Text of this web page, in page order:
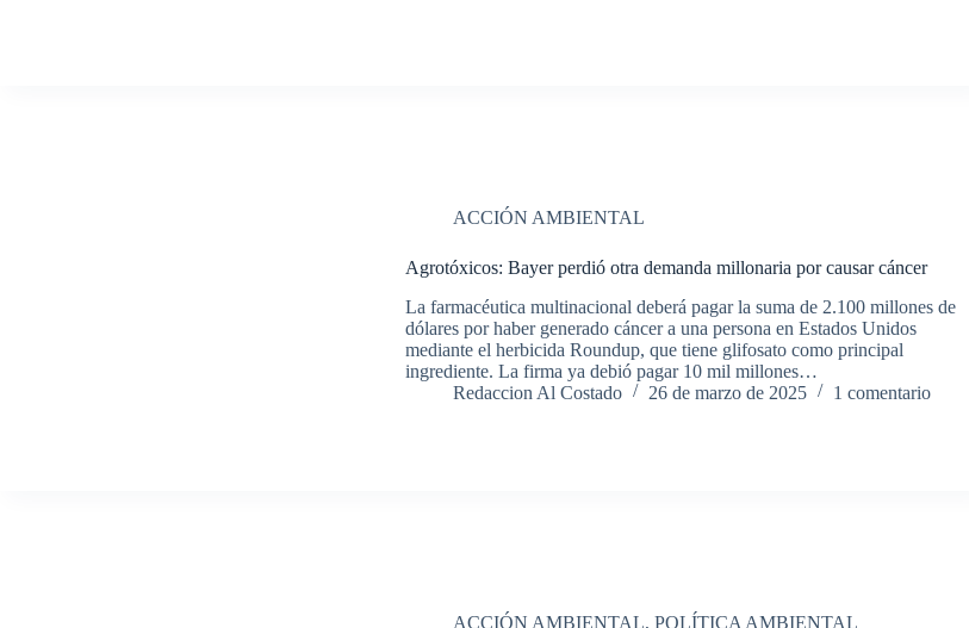
ACCIÓN AMBIENTAL
Agrotóxicos: Bayer perdió otra demanda millonaria por causar cáncer
La farmacéutica multinacional deberá pagar la suma de 2.100 millones de
dólares por haber generado cáncer a una persona en Estados Unidos
mediante el herbicida Roundup, que tiene glifosato como principal
ingrediente. La firma ya debió pagar 10 mil millones…
Redaccion Al Costado
26 de marzo de 2025 1 comentario
ACCIÓN AMBIENTAL, POLÍTICA AMBIENTAL